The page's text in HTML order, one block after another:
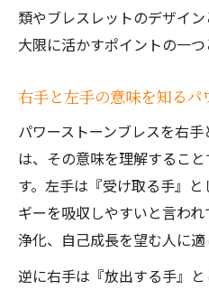
パワーストーンの
ト
プ可能？
効果を損なわない
方法
パワーストーンの効果
パワーストーンブ
方の基本
パワーストーンの
類やブレスレットのデザイ
大限に活かすポイントの一つ
右手と左手の意味を知るパ
パワーストーンブレスを右
は、その意味を理解するこ
す。左手は『受け取る手』
ギーを吸収しやすいと言わ
浄化、自己成長を望む人に適
逆に右手は『放出する手』